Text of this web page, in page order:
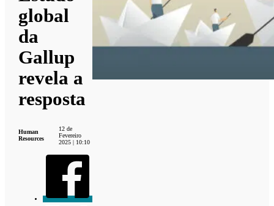
global
da
Gallup
revela a
resposta
Human
Resources
12 de
Fevereiro
2025 | 10:10